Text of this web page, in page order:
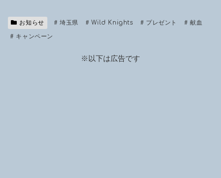
Li
k
お知らせ 埼玉県 Wild Knights プレゼント
献血
キャンペーン
※以下は広告です